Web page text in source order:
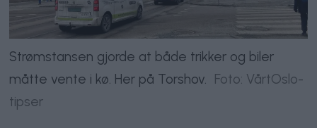
Strømstansen gjorde at både trikker og biler
måtte vente i kø. Her på Torshov. Foto: VårtOslo-
tipser